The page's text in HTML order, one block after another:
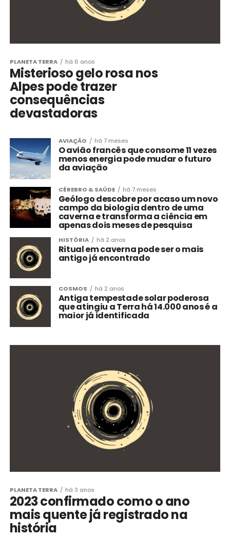
PLANETA TERRA há 6 anos
Misterioso gelo rosa nos
Alpes pode trazer
consequências
devastadoras
AVIAÇÃO há 7 meses
O avião francês que consome 11 vezes
menos energia pode mudar o futuro
da aviação
CÉREBRO & SAÚDE há 7 meses
Geólogo descobre por acaso um novo
campo da biologia dentro de uma
caverna e transforma a ciência em
apenas dois meses de pesquisa
HISTÓRIA há 2 anos
Ritual em caverna pode ser o mais
antigo já encontrado
COSMOS há 2 anos
Antiga tempestade solar poderosa
que atingiu a Terra há 14.000 anos é a
maior já identificada
PLANETA TERRA há 3 anos
2023 confirmado como o ano
mais quente já registrado na
história